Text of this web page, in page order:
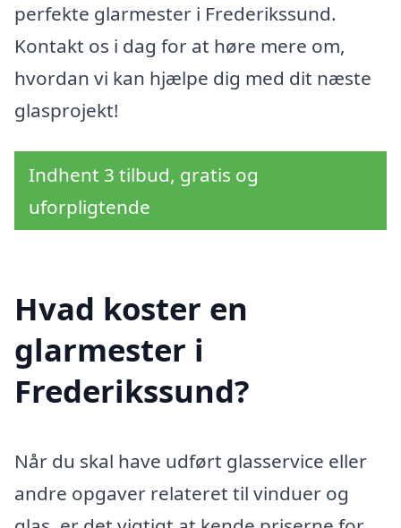
perfekte glarmester i Frederikssund.
Kontakt os i dag for at høre mere om,
hvordan vi kan hjælpe dig med dit næste
glasprojekt!
Indhent 3 tilbud, gratis og
uforpligtende
Hvad koster en
glarmester i
Frederikssund?
Når du skal have udført glasservice eller
andre opgaver relateret til vinduer og